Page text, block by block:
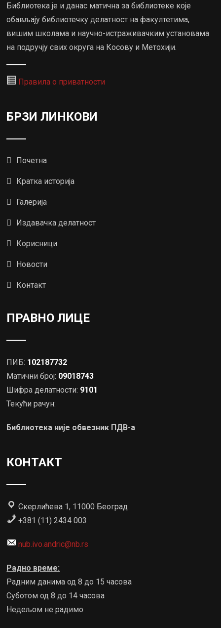
Библиотека је и данас матична за библиотеке које
обављају библиотечку делатност на факултетима,
вишим школама и научно-истраживачким установама
на подручју свих округа на Косову и Метохији.
Правила о приватности
БРЗИ ЛИНКОВИ
Почетна
Кратка историја
Галерија
Издавачка делатност
Корисници
Новости
Контакт
ПРАВНО ЛИЦЕ
ПИБ: 102187732
Матични број: 09018743
Шифра делатности: 9101
Текући рачун:
Библиотека није обвезник ПДВ-а
КОНТАКТ
Скерлићева 1, 11000 Београд
+381 (11) 2434 003
nub.ivo.andric@nb.rs
Радно време:
Радним данима од 8 до 15 часова
Суботом од 8 до 14 часова
Недељом не радимо